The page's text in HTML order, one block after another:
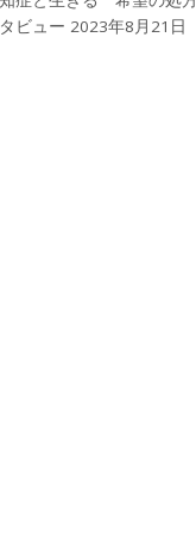
ビュー 2023年8月21日